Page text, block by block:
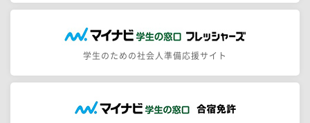
学生のための社会人準備応援サイト